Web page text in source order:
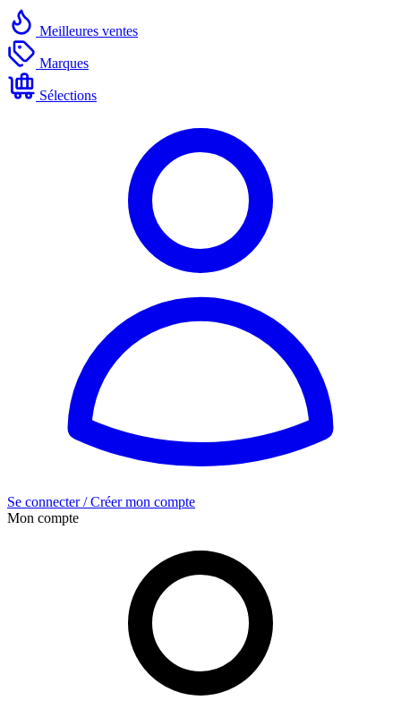
Meilleures ventes
Marques
Sélections
Se connecter / Créer mon compte
Mon compte